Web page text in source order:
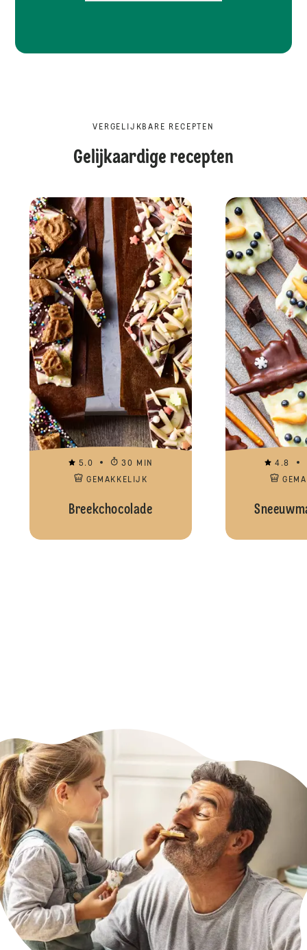
VERGELIJKBARE RECEPTEN
Gelijkaardige recepten
5.0
30 MIN
GEMAKKELIJK
Breekchocolade
4.8